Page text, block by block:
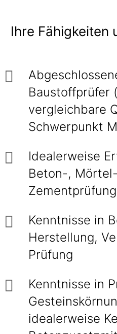
Ihre Fähigkeiten
Baustoffprüfer
vergleichbare
Schwerpunkt
Idealerweise
Beton-,
Zementprüfung
Kenntnisse in
Herstellung,
Prüfung
Kenntnisse in
idealerweise